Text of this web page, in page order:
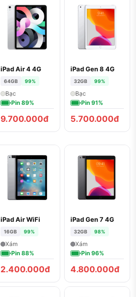
iPad Air 4 4G
64GB 99%
Bạc
Pin 89%
9.700.000đ
iPad Gen 8 4G
32GB 99%
Bạc
Pin 91%
5.700.000đ
iPad Air WiFi
16GB 99%
Xám
Pin 88%
2.400.000đ
iPad Gen 7 4G
32GB 98%
Xám
Pin 96%
4.800.000đ